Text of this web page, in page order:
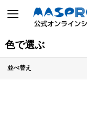
色で選ぶ
並べ替え